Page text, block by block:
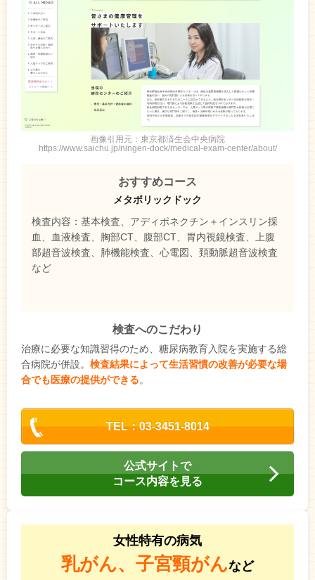
画像引用元：東京都済生会中央病院
https://www.saichu.jp/ningen-dock/medical-exam-center/about/
おすすめコース
メタボリックドック
検査内容：基本検査、アディポネクチン＋インスリン採
血、血液検査、胸部CT、腹部CT、胃内視鏡検査、上腹
部超音波検査、肺機能検査、心電図、頚動脈超音波検査
など
検査へのこだわり
治療に必要な知識習得のため、糖尿病教育入院を実施する総
合病院が併設。 検査結果によって生活習慣の改善が必要な場
合でも医療の提供ができる。
TEL：03-3451-8014
公式サイトで
コース内容を見る
女性特有の病気
乳がん、子宮頸がんなど